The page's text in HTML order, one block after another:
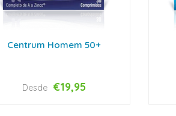
Centrum Homem 50+
VER OPÇÕES
Desde €19,95